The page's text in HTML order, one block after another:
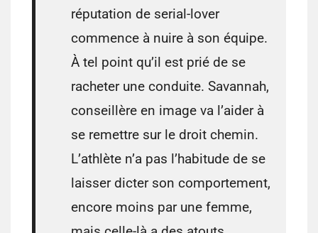
réputation de serial-lover
commence à nuire à son équipe.
À tel point qu’il est prié de se
racheter une conduite. Savannah,
conseillère en image va l’aider à
se remettre sur le droit chemin.
L’athlète n’a pas l’habitude de se
laisser dicter son comportement,
encore moins par une femme,